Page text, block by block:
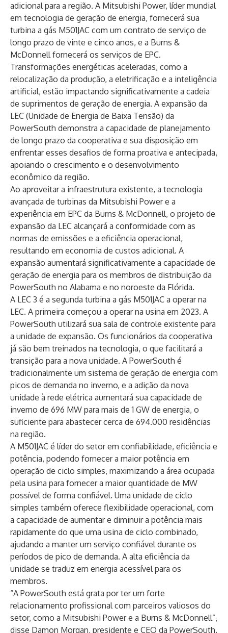
adicional para a região. A Mitsubishi Power, líder mundial
em tecnologia de geração de energia, fornecerá sua
turbina a gás M501JAC com um contrato de serviço de
longo prazo de vinte e cinco anos, e a Burns &
McDonnell fornecerá os serviços de EPC.
Transformações energéticas aceleradas, como a
relocalização da produção, a eletrificação e a inteligência
artificial, estão impactando significativamente a cadeia
de suprimentos de geração de energia. A expansão da
LEC (Unidade de Energia de Baixa Tensão) da
PowerSouth demonstra a capacidade de planejamento
de longo prazo da cooperativa e sua disposição em
enfrentar esses desafios de forma proativa e antecipada,
apoiando o crescimento e o desenvolvimento
econômico da região.
Ao aproveitar a infraestrutura existente, a tecnologia
avançada de turbinas da Mitsubishi Power e a
experiência em EPC da Burns & McDonnell, o projeto de
expansão da LEC alcançará a conformidade com as
normas de emissões e a eficiência operacional,
resultando em economia de custos adicional. A
expansão aumentará significativamente a capacidade de
geração de energia para os membros de distribuição da
PowerSouth no Alabama e no noroeste da Flórida.
A LEC 3 é a segunda turbina a gás M501JAC a operar na
LEC. A primeira começou a operar na usina em 2023. A
PowerSouth utilizará sua sala de controle existente para
a unidade de expansão. Os funcionários da cooperativa
já são bem treinados na tecnologia, o que facilitará a
transição para a nova unidade. A PowerSouth é
tradicionalmente um sistema de geração de energia com
picos de demanda no inverno, e a adição da nova
unidade à rede elétrica aumentará sua capacidade de
inverno de 696 MW para mais de 1 GW de energia, o
suficiente para abastecer cerca de 694.000 residências
na região.
A M501JAC é líder do setor em confiabilidade, eficiência e
potência, podendo fornecer a maior potência em
operação de ciclo simples, maximizando a área ocupada
pela usina para fornecer a maior quantidade de MW
possível de forma confiável. Uma unidade de ciclo
simples também oferece flexibilidade operacional, com
a capacidade de aumentar e diminuir a potência mais
rapidamente do que uma usina de ciclo combinado,
ajudando a manter um serviço confiável durante os
períodos de pico de demanda. A alta eficiência da
unidade se traduz em energia acessível para os
membros.
“A PowerSouth está grata por ter um forte
relacionamento profissional com parceiros valiosos do
setor, como a Mitsubishi Power e a Burns & McDonnell”,
disse Damon Morgan, presidente e CEO da PowerSouth.